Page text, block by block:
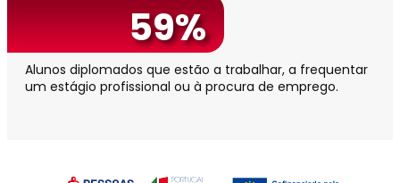
59%
Alunos diplomados que estão a trabalhar, a frequentar
um estágio profissional ou à procura de emprego.